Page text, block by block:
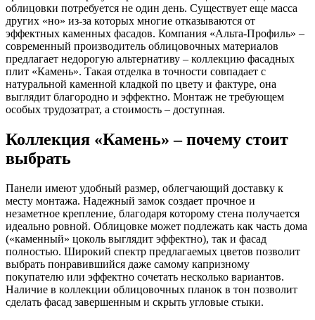
облицовки потребуется не один день. Существует еще масса
других «но» из-за которых многие отказываются от
эффектных каменных фасадов. Компания «Альта-Профиль» –
современный производитель облицовочных материалов
предлагает недорогую альтернативу – коллекцию фасадных
плит «Камень». Такая отделка в точности совпадает с
натуральной каменной кладкой по цвету и фактуре, она
выглядит благородно и эффектно. Монтаж не требующем
особых трудозатрат, а стоимость – доступная.
Коллекция «Камень» – почему стоит
выбрать
Панели имеют удобный размер, облегчающий доставку к
месту монтажа. Надежный замок создает прочное и
незаметное крепление, благодаря которому стена получается
идеально ровной. Облицовке может подлежать как часть дома
(«каменный» цоколь выглядит эффектно), так и фасад
полностью. Широкий спектр предлагаемых цветов позволит
выбрать понравившийся даже самому капризному
покупателю или эффектно сочетать несколько вариантов.
Наличие в коллекции облицовочных планок в тон позволит
сделать фасад завершенным и скрыть угловые стыки.